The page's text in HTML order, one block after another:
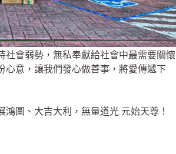
社會弱勢，無私奉獻給社會中最需要關懷
心意，讓我們發心做善事，將愛傳遞下
圖、大吉大利，無量道光 元始天尊！